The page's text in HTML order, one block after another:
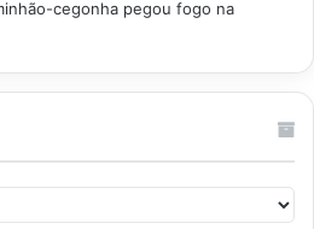
cegonha pegou fogo na